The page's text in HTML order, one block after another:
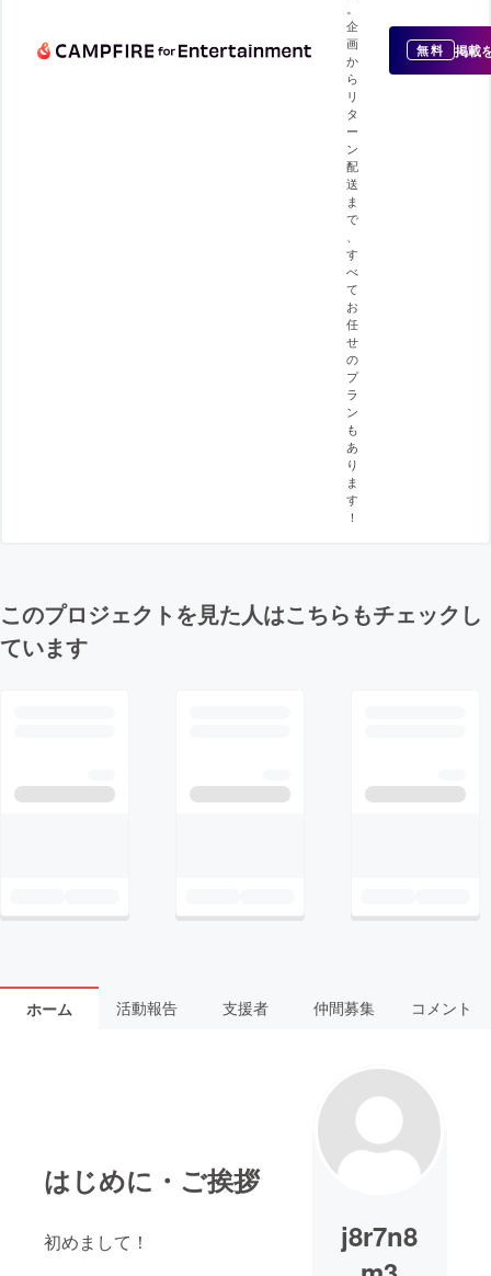
企
画
か
ら
リ
タ
ー
ン
配
送
ま
で
す
べ
て
お
任
せ
の
プ
ラ
ン
も
あ
り
ま
す
！
無料 掲載
このプロジェクトを見た人はこちらもチェックし
ています
ホーム 活動報告 支援者 仲間募集 コメント
はじめに・ご挨拶
初めまして！
j8r7n8